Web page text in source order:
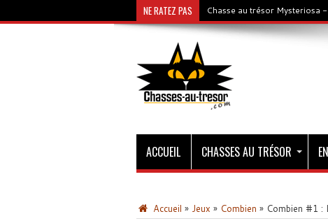
NE RATEZ PAS Chasse au trésor Mysteriosa
ACCUEIL CHASSES AU TRÉSOR
Accueil » Jeux » Combien » Combien #1 :